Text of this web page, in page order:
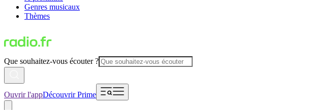
Genres musicaux
Thèmes
Que souhaitez-vous écouter ?
Ouvrir l'appDécouvrir Prime